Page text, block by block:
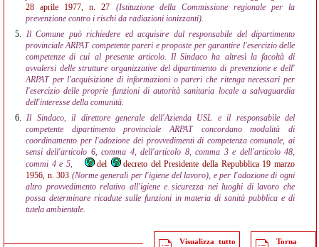
28 aprile 1977, n. 27
(Istituzione della Commissione regionale per la
prevenzione contro i rischi da radiazioni ionizzanti).
5. Il Comune può richiedere ed acquisire dal responsabile del dipartimento
provinciale ARPAT competente pareri e proposte per garantire l'esercizio delle
competenze di cui al presente articolo. Il Sindaco ha altresì la facoltà di
avvalersi delle strutture organizzative del dipartimento di prevenzione e dell'
ARPAT per l'acquisizione di informazioni o pareri che ritenga necessari per
l'esercizio delle proprie funzioni di autorità sanitaria locale a salvaguardia
dell'interesse della comunità.
6.Il Sindaco, il direttore generale dell'Azienda USL e il responsabile del
competente dipartimento provinciale ARPAT concordano modalità di
coordinamento per l'adozione dei provvedimenti di competenza comunale, ai
sensi dell'articolo 6, comma 4, dell'articolo 8, comma 3 e dell'articolo 48,
commi 4 e 5,
del
decreto del Presidente della Repubblica 19 marzo
1956, n. 303 (Norme generali per l'igiene del lavoro), e per l'adozione di ogni
altro provvedimento relativo all'igiene e sicurezza nei luoghi di lavoro che
possa determinare ricadute sulle funzioni in materia di sanità pubblica e di
tutela ambientale.
Visualizza tutto
Torna